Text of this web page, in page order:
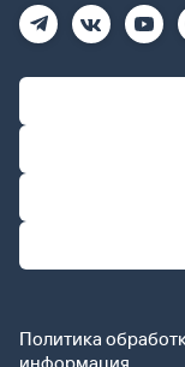
Политика
информация